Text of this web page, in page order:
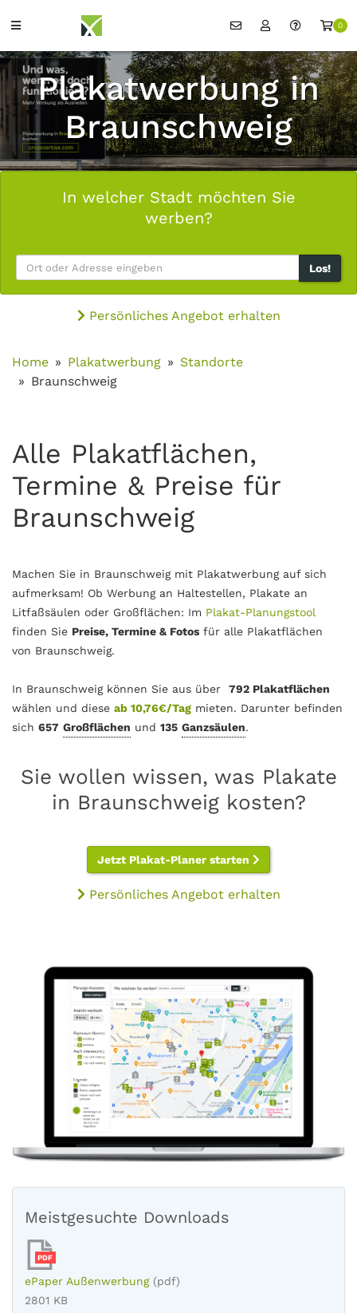
0
Plakatwerbung in
Braunschweig
In welcher Stadt möchten Sie
werben?
Los!
Persönliches Angebot erhalten
Home Plakatwerbung
Standorte
Braunschweig
Alle Plakatflächen,
Termine & Preise für
Braunschweig
Machen Sie in Braunschweig mit Plakatwerbung auf sich
aufmerksam! Ob Werbung an Haltestellen, Plakate an
Litfaßsäulen oder Großflächen: Im Plakat-Planungstool
finden Sie Preise, Termine & Fotos für alle Plakatflächen
von Braunschweig.
In Braunschweig können Sie aus über 792 Plakatflächen
wählen und diese ab 10,76€/Tag mieten. Darunter befinden
sich 657 Großflächen und 135 Ganzsäulen.
Sie wollen wissen, was Plakate
in Braunschweig kosten?
Jetzt Plakat-Planer starten
Persönliches Angebot erhalten
Meistgesuchte Downloads
PDF
ePaper Außenwerbung (pdf)
2801 KB